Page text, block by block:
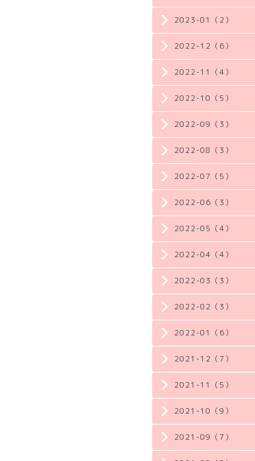
2023-01（2）
2022-12（6）
2022-11（4）
2022-10（5）
2022-09（3）
2022-08（3）
2022-07（5）
2022-06（3）
2022-05（4）
2022-04（4）
2022-03（3）
2022-02（3）
2022-01（6）
2021-12（7）
2021-11（5）
2021-10（9）
2021-09（7）